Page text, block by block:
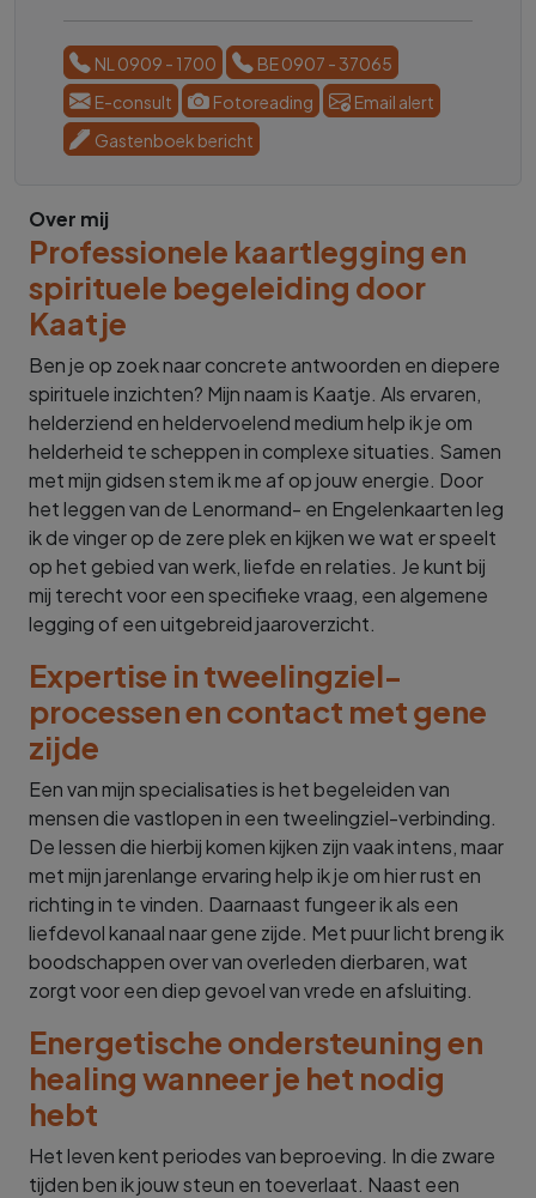
NL 0909 - 1700
BE 0907 - 37065
E-consult
Fotoreading
Email alert
Gastenboek bericht
Over mij
Professionele kaartlegging en
spirituele begeleiding door
Kaatje
Ben je op zoek naar concrete antwoorden en diepere
spirituele inzichten? Mijn naam is Kaatje. Als ervaren,
helderziend en heldervoelend medium help ik je om
helderheid te scheppen in complexe situaties. Samen
met mijn gidsen stem ik me af op jouw energie. Door
het leggen van de Lenormand- en Engelenkaarten leg
ik de vinger op de zere plek en kijken we wat er speelt
op het gebied van werk, liefde en relaties. Je kunt bij
mij terecht voor een specifieke vraag, een algemene
legging of een uitgebreid jaaroverzicht.
Expertise in tweelingziel-
processen en contact met gene
zijde
Een van mijn specialisaties is het begeleiden van
mensen die vastlopen in een tweelingziel-verbinding.
De lessen die hierbij komen kijken zijn vaak intens, maar
met mijn jarenlange ervaring help ik je om hier rust en
richting in te vinden. Daarnaast fungeer ik als een
liefdevol kanaal naar gene zijde. Met puur licht breng ik
boodschappen over van overleden dierbaren, wat
zorgt voor een diep gevoel van vrede en afsluiting.
Energetische ondersteuning en
healing wanneer je het nodig
hebt
Het leven kent periodes van beproeving. In die zware
tijden ben ik jouw steun en toeverlaat. Naast een